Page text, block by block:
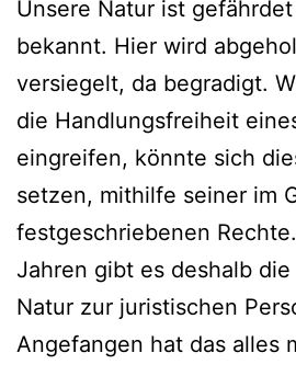
Unsere Natur ist
bekannt. Hier wird
versiegelt, da begradigt.
die Handlungsfreiheit
eingreifen, könnte sich
setzen, mithilfe seiner im
festgeschriebenen
Jahren gibt es deshalb
Natur zur juristischen
Angefangen hat das alles